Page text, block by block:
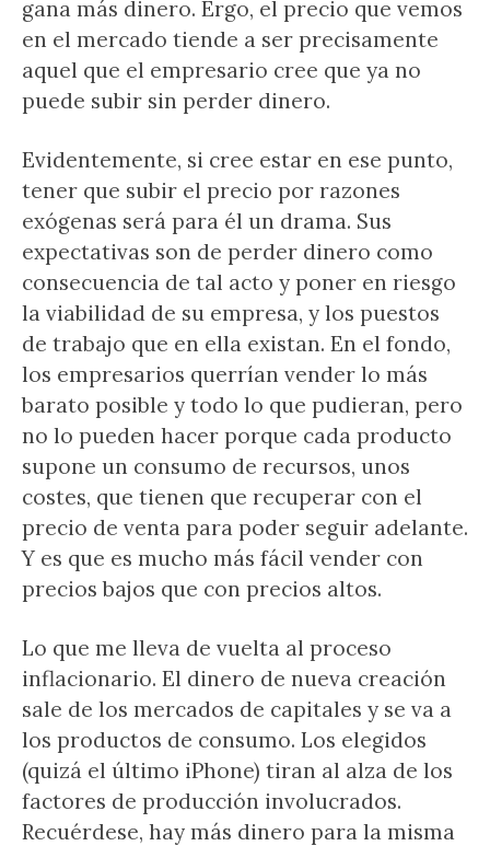
gana más dinero. Ergo, el precio que vemos
en el mercado tiende a ser precisamente
aquel que el empresario cree que ya no
puede subir sin perder dinero.
Evidentemente, si cree estar en ese punto,
tener que subir el precio por razones
exógenas será para él un drama. Sus
expectativas son de perder dinero como
consecuencia de tal acto y poner en riesgo
la viabilidad de su empresa, y los puestos
de trabajo que en ella existan. En el fondo,
los empresarios querrían vender lo más
barato posible y todo lo que pudieran, pero
no lo pueden hacer porque cada producto
supone un consumo de recursos, unos
costes, que tienen que recuperar con el
precio de venta para poder seguir adelante.
Y es que es mucho más fácil vender con
precios bajos que con precios altos.
Lo que me lleva de vuelta al proceso
inflacionario. El dinero de nueva creación
sale de los mercados de capitales y se va a
los productos de consumo. Los elegidos
(quizá el último iPhone) tiran al alza de los
factores de producción involucrados.
Recuérdese, hay más dinero para la misma